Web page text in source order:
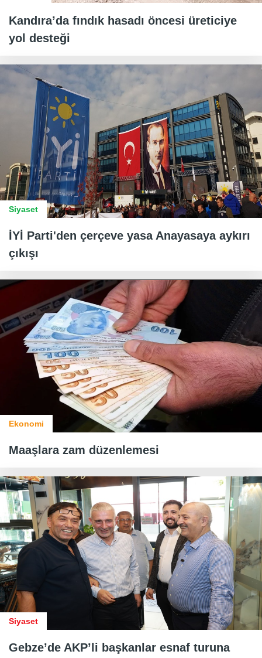
Kandıra’da fındık hasadı öncesi üreticiye
yol desteği
Siyaset
İYİ Parti'den çerçeve yasa Anayasaya aykırı
çıkışı
Ekonomi
Maaşlara zam düzenlemesi
Siyaset
Gebze’de AKP’li başkanlar esnaf turuna